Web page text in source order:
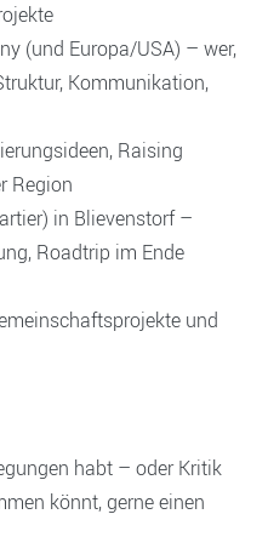
(und Europa/USA) – wer,
Kommunikation,
Raising
Region
in Blievenstorf –
Roadtrip im Ende
und
habt – oder Kritik
könnt, gerne einen